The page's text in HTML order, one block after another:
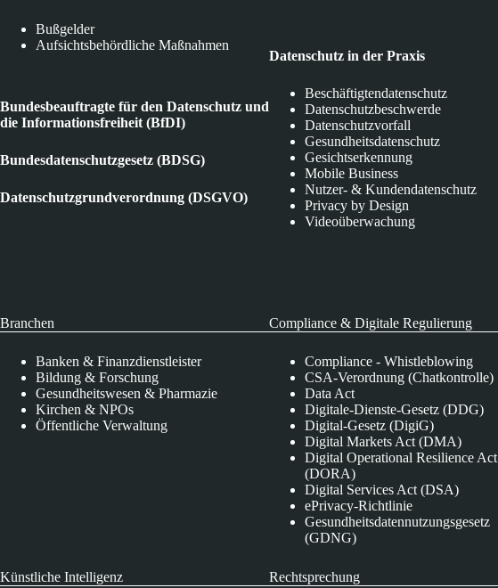
Bußgelder
Aufsichtsbehördliche Maßnahmen
Bundesbeauftragte für den Datenschutz und
die Informationsfreiheit (BfDI)
Bundesdatenschutzgesetz (BDSG)
Datenschutzgrundverordnung (DSGVO)
Datenschutz in der Praxis
Beschäftigtendatenschutz
Datenschutzbeschwerde
Datenschutzvorfall
Gesundheitsdatenschutz
Gesichtserkennung
Mobile Business
Nutzer- & Kundendatenschutz
Privacy by Design
Videoüberwachung
Branchen
Banken & Finanzdienstleister
Bildung & Forschung
Gesundheitswesen & Pharmazie
Kirchen & NPOs
Öffentliche Verwaltung
Compliance & Digitale Regulierung
Compliance - Whistleblowing
CSA-Verordnung (Chatkontrolle)
Data Act
Digitale-Dienste-Gesetz (DDG)
Digital-Gesetz (DigiG)
Digital Markets Act (DMA)
Digital Operational Resilience Act
(DORA)
Digital Services Act (DSA)
ePrivacy-Richtlinie
Gesundheitsdatennutzungsgesetz
(GDNG)
Künstliche Intelligenz Rechtsprechung